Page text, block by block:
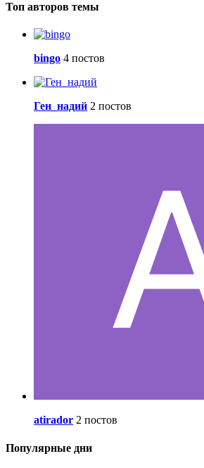
Топ авторов темы
bingo 4 постов
Ген_надий 2 постов
atirador 2 постов
Популярные дни